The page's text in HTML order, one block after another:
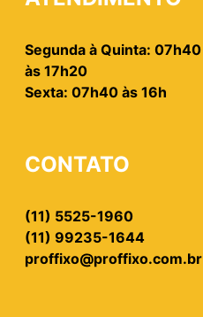
Segunda à Quinta: 07h40
às 17h20
Sexta: 07h40 às 16h
CONTATO
(11) 5525-1960
(11) 99235-1644
proffixo@proffixo.com.br